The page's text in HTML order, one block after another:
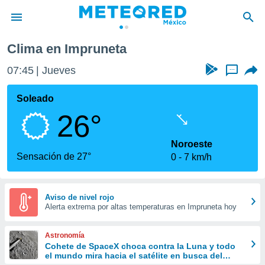
de
ha sido
calidad.
a este
las
y
forma
digital
basada
Clima en Impruneta
07:45 Jueves ...
Soleado
26°
Sensación de 27°
Noroeste
0
7 km/h
Aviso de nivel rojo
Alerta extrema por altas temperaturas en Impruneta hoy
Astronomía
Cohete de SpaceX choca contra la Luna y todo
el mundo mira hacia el satélite en busca del